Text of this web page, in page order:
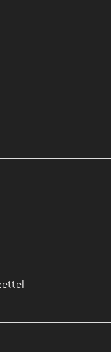
im nächsten